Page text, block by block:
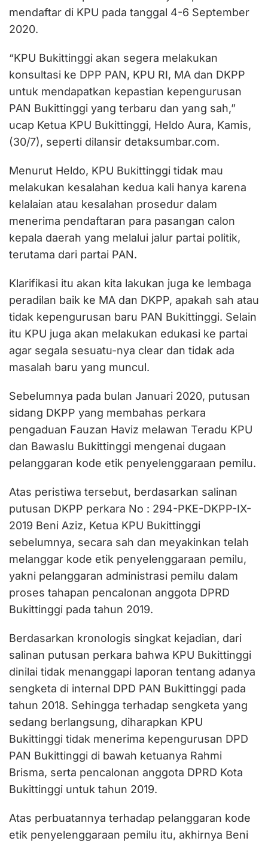
mendaftar di KPU pada tanggal 4-6 September
2020.
“KPU Bukittinggi akan segera melakukan
konsultasi ke DPP PAN, KPU RI, MA dan DKPP
untuk mendapatkan kepastian kepengurusan
PAN Bukittinggi yang terbaru dan yang sah,”
ucap Ketua KPU Bukittinggi, Heldo Aura, Kamis,
(30/7), seperti dilansir detaksumbar.com.
Menurut Heldo, KPU Bukittinggi tidak mau
melakukan kesalahan kedua kali hanya karena
kelalaian atau kesalahan prosedur dalam
menerima pendaftaran para pasangan calon
kepala daerah yang melalui jalur partai politik,
terutama dari partai PAN.
Klarifikasi itu akan kita lakukan juga ke lembaga
peradilan baik ke MA dan DKPP, apakah sah atau
tidak kepengurusan baru PAN Bukittinggi. Selain
itu KPU juga akan melakukan edukasi ke partai
agar segala sesuatu-nya clear dan tidak ada
masalah baru yang muncul.
Sebelumnya pada bulan Januari 2020, putusan
sidang DKPP yang membahas perkara
pengaduan Fauzan Haviz melawan Teradu KPU
dan Bawaslu Bukittinggi mengenai dugaan
pelanggaran kode etik penyelenggaraan pemilu.
Atas peristiwa tersebut, berdasarkan salinan
putusan DKPP perkara No : 294-PKE-DKPP-IX-
2019 Beni Aziz, Ketua KPU Bukittinggi
sebelumnya, secara sah dan meyakinkan telah
melanggar kode etik penyelenggaraan pemilu,
yakni pelanggaran administrasi pemilu dalam
proses tahapan pencalonan anggota DPRD
Bukittinggi pada tahun 2019.
Berdasarkan kronologis singkat kejadian, dari
salinan putusan perkara bahwa KPU Bukittinggi
dinilai tidak menanggapi laporan tentang adanya
sengketa di internal DPD PAN Bukittinggi pada
tahun 2018. Sehingga terhadap sengketa yang
sedang berlangsung, diharapkan KPU
Bukittinggi tidak menerima kepengurusan DPD
PAN Bukittinggi di bawah ketuanya Rahmi
Brisma, serta pencalonan anggota DPRD Kota
Bukittinggi untuk tahun 2019.
Atas perbuatannya terhadap pelanggaran kode
etik penyelenggaraan pemilu itu, akhirnya Beni